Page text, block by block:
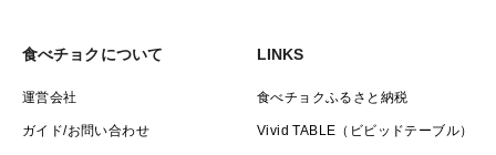
食べチョクについて
運営会社
ガイド/お問い合わせ
LINKS
食べチョクふるさと納税
Vivid TABLE（ビビッドテーブル）